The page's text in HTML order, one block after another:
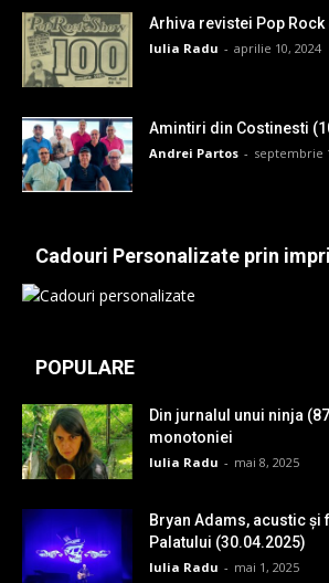
Arhiva revistei Pop Rock
Iulia Radu - aprilie 10, 2024
Amintiri din Costinesti
Andrei Partos - septembrie
Cadouri Personalizate prin
POPULARE
Din jurnalul unui ninja
monotoniei
Iulia Radu - mai 8, 2025
Bryan Adams, acustic și
Palatului (30.04.2025)
Iulia Radu - mai 1, 2025